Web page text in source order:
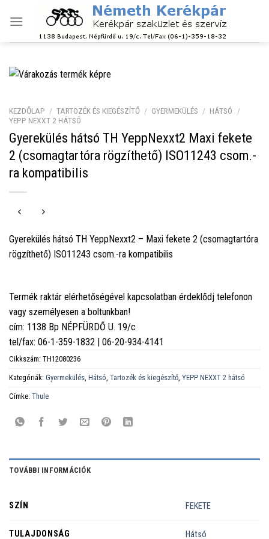
KEZDŐLAP / TARTOZÉK ÉS KIEGÉSZÍTŐ / GYERMEKÜLÉS / HÁTSÓ
/
YEPP NEXXT 2 HÁTSÓ
Gyerekülés hátsó TH YeppNexxt2 Maxi fekete
2 (csomagtartóra rögzíthető) ISO11243 csom.-
ra kompatibilis
Gyerekülés hátsó TH YeppNexxt2 – Maxi fekete 2 (csomagtartóra
rögzíthető) ISO11243 csom.-ra kompatibilis
Termék raktár elérhetőségével kapcsolatban érdeklődj telefonon
vagy személyesen a boltunkban!
cím: 1138 Bp NÉPFÜRDŐ U. 19/c
tel/fax: 06-1-359-1832 | 06-20-934-4141
Cikkszám: TH12080236
Kategóriák: Gyermekülés Hátsó Tartozék és kiegészítő YEPP NEXXT 2 hátsó
Címke: Thule
TOVÁBBI INFORMÁCIÓK
SZÍN FEKETE
TULAJDONSÁG Hátsó